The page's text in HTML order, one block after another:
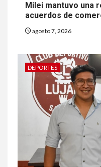
Milei mantuvo una
acuerdos de
agosto 7, 2026
DEPORTES